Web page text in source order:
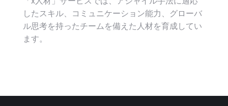
したスキル、コミュニケーション能力、グローバ
ル思考を持ったチームを備えた人材を育成してい
ます。